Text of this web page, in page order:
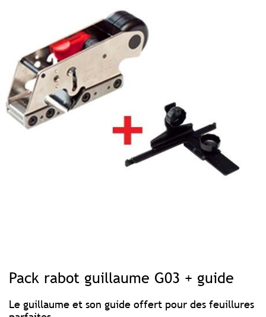
Pack rabot guillaume G03 + guide
Le guillaume et son guide offert pour des feuillures
beginning
images
gallery